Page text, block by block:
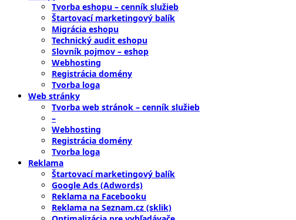
Tvorba eshopu – cenník služieb
Štartovací marketingový balík
Migrácia eshopu
Technický audit eshopu
Slovník pojmov – eshop
Webhosting
Registrácia domény
Tvorba loga
Web stránky
Tvorba web stránok – cenník služieb
–
Webhosting
Registrácia domény
Tvorba loga
Reklama
Štartovací marketingový balík
Google Ads (Adwords)
Reklama na Facebooku
Reklama na Seznam.cz (sklik)